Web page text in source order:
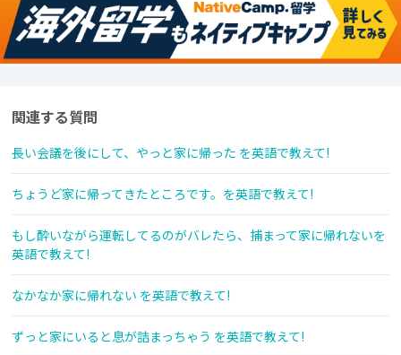
関連する質問
長い会議を後にして、やっと家に帰った を英語で教えて!
ちょうど家に帰ってきたところです。を英語で教えて!
もし酔いながら運転してるのがバレたら、捕まって家に帰れないを
英語で教えて!
なかなか家に帰れない を英語で教えて!
ずっと家にいると息が詰まっちゃう を英語で教えて!